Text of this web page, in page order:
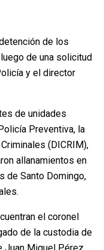
de los
de una solicitud
y el director
de unidades
Preventiva, la
(DICRIM),
allanamientos en
de Santo Domingo,
el coronel
de la custodia de